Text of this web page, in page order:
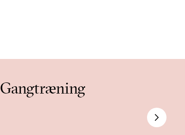
Gangtræning